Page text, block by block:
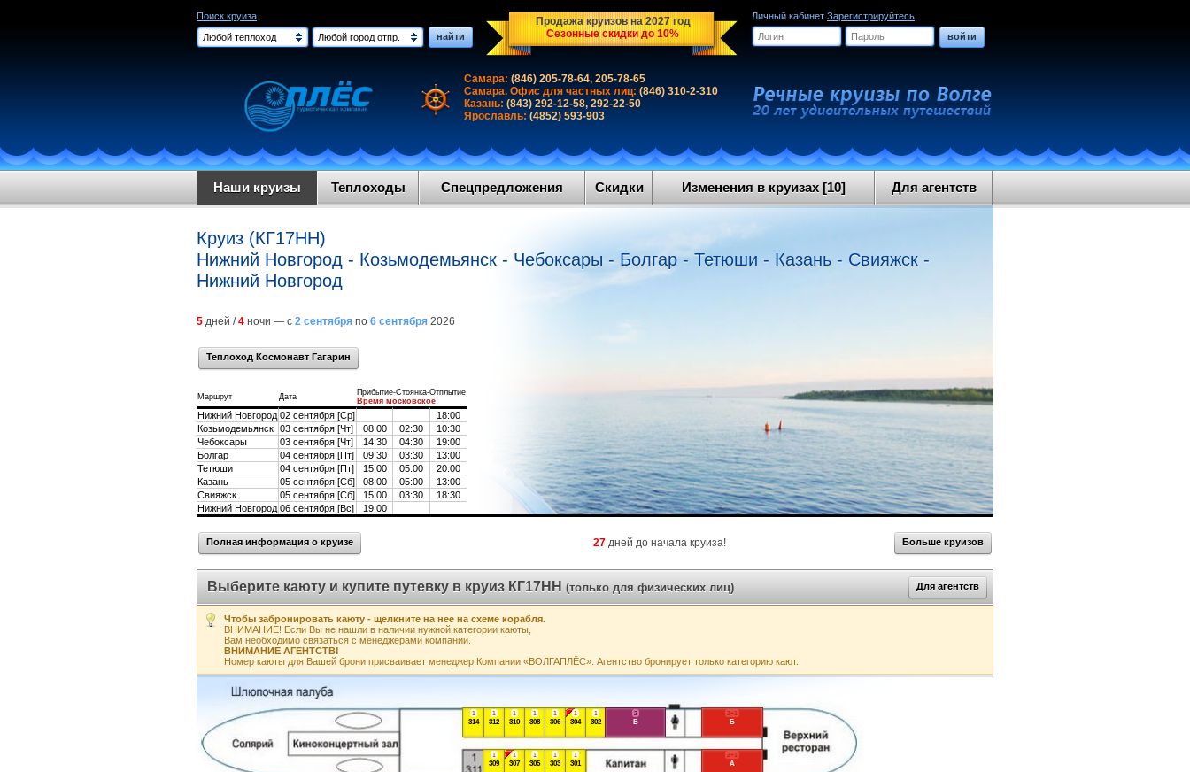
Поиск круиза
Любой теплоход
Любой город отпр. найти
Продажа круизов на 2027 год
Сезонные скидки до 10%
Личный кабинет Зарегистрируйтесь
войти
Самара: (846) 205-78-64, 205-78-65
Самара. Офис для частных лиц: (846) 310-2-310
Казань: (843) 292-12-58, 292-22-50
Ярославль: (4852) 593-903
Наши круизы Теплоходы Спецпредложения Скидки Изменения в круизах [10] Для агентств
Круиз (КГ17НН)
Нижний Новгород - Козьмодемьянск - Чебоксары - Болгар - Тетюши - Казань - Свияжск -
Нижний Новгород
5 дней /4 ночи — с 2 сентября по 6 сентября 2026
Теплоход Космонавт Гагарин
Маршрут Дата
Прибытие-Стоянка-Отплытие
Время московское
Нижний Новгород 02 сентября [Ср]
18:00
Козьмодемьянск 03 сентября [Чт] 08:00 02:30
10:30
Чебоксары
03 сентября [Чт] 14:30 04:30
19:00
Болгар
04 сентября [Пт] 09:30 03:30
13:00
Тетюши
04 сентября [Пт] 15:00 05:00
20:00
Казань
05 сентября [Сб] 08:00 05:00
13:00
Свияжск
05 сентября [Сб] 15:00 03:30
18:30
Нижний Новгород 06 сентября [Вс] 19:00
Полная информация о круизе 27 дней до начала круиза! Больше круизов
Выберите каюту и купите путевку в круиз КГ17НН (только для физических лиц) Для агентств
Чтобы забронировать каюту - щелкните на нее на схеме корабля.
ВНИМАНИЕ! Если Вы не нашли в наличии нужной категории каюты,
Вам необходимо связаться с менеджерами компании.
ВНИМАНИЕ АГЕНТСТВ!
Номер каюты для Вашей брони присваивает менеджер Компании «ВОЛГАПЛЁС». Агентство бронирует только категорию кают.
1
301
1
302
1
303
1
304
1
305
1
306
1
307
1
308
1
309
1
310
1
312
1
314
2+1
А
2+1
Б
2
В